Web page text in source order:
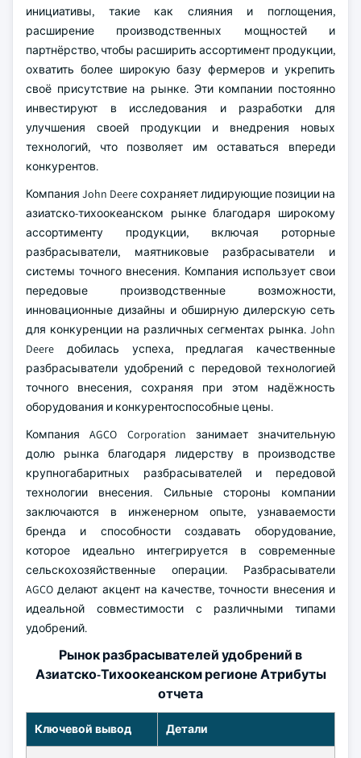
инициативы, такие как слияния и поглощения,
расширение производственных мощностей и
партнёрство, чтобы расширить ассортимент продукции,
охватить более широкую базу фермеров и укрепить
своё присутствие на рынке. Эти компании постоянно
инвестируют в исследования и разработки для
улучшения своей продукции и внедрения новых
технологий, что позволяет им оставаться впереди
конкурентов.
Компания John Deere сохраняет лидирующие позиции на
азиатско-тихоокеанском рынке благодаря широкому
ассортименту продукции, включая роторные
разбрасыватели, маятниковые разбрасыватели и
системы точного внесения. Компания использует свои
передовые производственные возможности,
инновационные дизайны и обширную дилерскую сеть
для конкуренции на различных сегментах рынка. John
Deere добилась успеха, предлагая качественные
разбрасыватели удобрений с передовой технологией
точного внесения, сохраняя при этом надёжность
оборудования и конкурентоспособные цены.
Компания AGCO Corporation занимает значительную
долю рынка благодаря лидерству в производстве
крупногабаритных разбрасывателей и передовой
технологии внесения. Сильные стороны компании
заключаются в инженерном опыте, узнаваемости
бренда и способности создавать оборудование,
которое идеально интегрируется в современные
сельскохозяйственные операции. Разбрасыватели
AGCO делают акцент на качестве, точности внесения и
идеальной совместимости с различными типами
удобрений.
Рынок разбрасывателей удобрений в
Азиатско-Тихоокеанском регионе Атрибуты
отчета
Ключевой вывод Детали